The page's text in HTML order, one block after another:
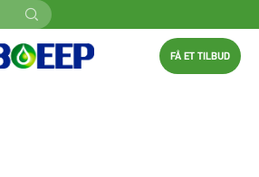
FÅ ET TILBUD